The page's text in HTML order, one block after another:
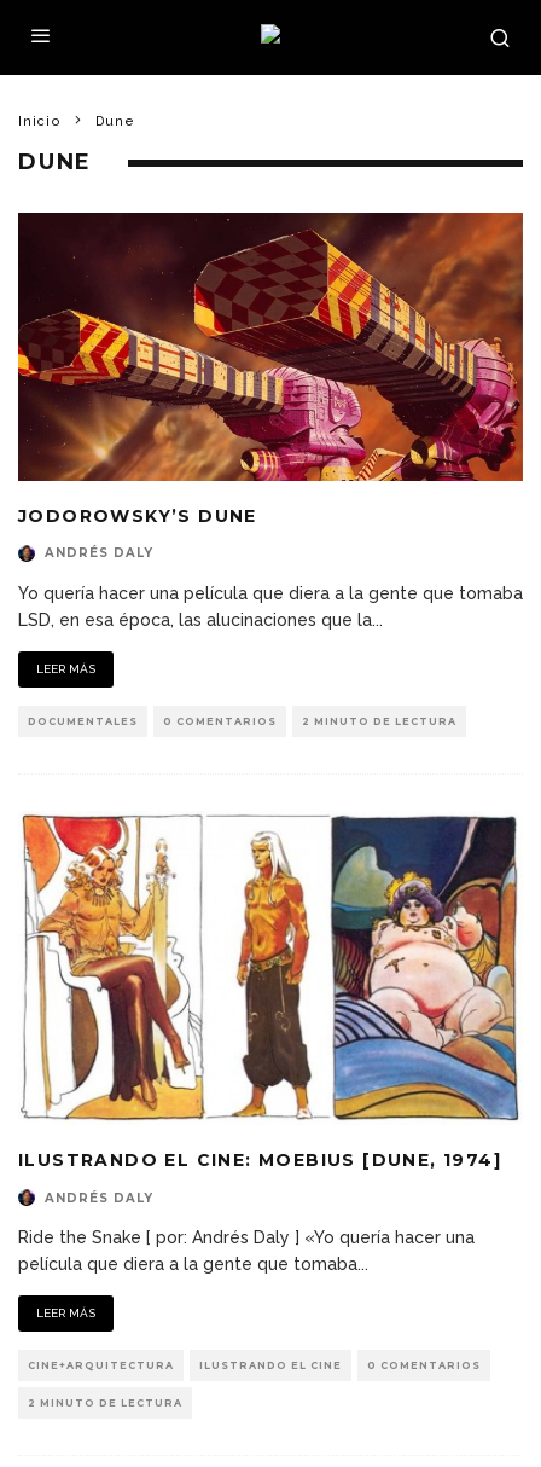
Inicio Dune
DUNE
JODOROWSKY’S DUNE
ANDRÉS DALY
Yo quería hacer una película que diera a la gente que tomaba
LSD, en esa época, las alucinaciones que la...
LEER MÁS
DOCUMENTALES 0 COMENTARIOS 2 MINUTO DE LECTURA
ILUSTRANDO EL CINE: MOEBIUS [DUNE, 1974]
ANDRÉS DALY
Ride the Snake [ por: Andrés Daly ] «Yo quería hacer una
película que diera a la gente que tomaba...
LEER MÁS
CINE+ARQUITECTURA ILUSTRANDO EL CINE 0 COMENTARIOS
2 MINUTO DE LECTURA